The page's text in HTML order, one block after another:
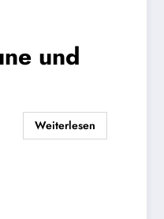
und
Weiterlesen